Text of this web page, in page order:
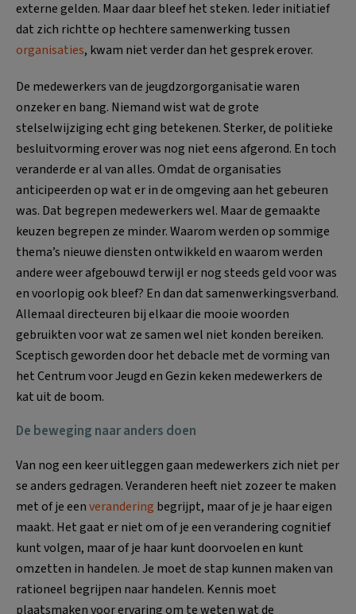
externe gelden. Maar daar bleef het steken. Ieder initiatief
dat zich richtte op hechtere samenwerking tussen
organisaties, kwam niet verder dan het gesprek erover.
De medewerkers van de jeugdzorgorganisatie waren
onzeker en bang. Niemand wist wat de grote
stelselwijziging echt ging betekenen. Sterker, de politieke
besluitvorming erover was nog niet eens afgerond. En toch
veranderde er al van alles. Omdat de organisaties
anticipeerden op wat er in de omgeving aan het gebeuren
was. Dat begrepen medewerkers wel. Maar de gemaakte
keuzen begrepen ze minder. Waarom werden op sommige
thema’s nieuwe diensten ontwikkeld en waarom werden
andere weer afgebouwd terwijl er nog steeds geld voor was
en voorlopig ook bleef? En dan dat samenwerkingsverband.
Allemaal directeuren bij elkaar die mooie woorden
gebruikten voor wat ze samen wel niet konden bereiken.
Sceptisch geworden door het debacle met de vorming van
het Centrum voor Jeugd en Gezin keken medewerkers de
kat uit de boom.
De beweging naar anders doen
Van nog een keer uitleggen gaan medewerkers zich niet per
se anders gedragen. Veranderen heeft niet zozeer te maken
met of je eenverandering begrijpt, maar of je je haar eigen
maakt. Het gaat er niet om of je een verandering cognitief
kunt volgen, maar of je haar kunt doorvoelen en kunt
omzetten in handelen. Je moet de stap kunnen maken van
rationeel begrijpen naar handelen. Kennis moet
plaatsmaken voor ervaring om te weten wat de